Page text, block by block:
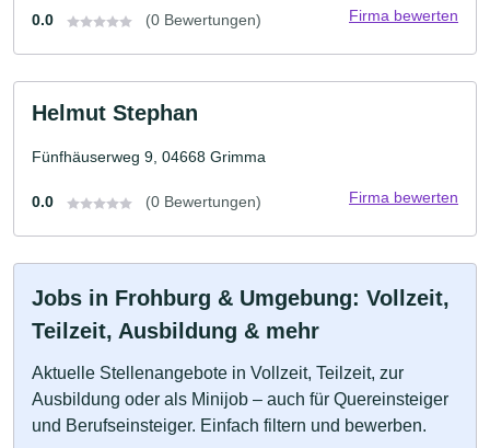
0.0 (0 Bewertungen) Firma bewerten
Helmut Stephan
Fünfhäuserweg 9, 04668 Grimma
0.0 (0 Bewertungen) Firma bewerten
Jobs in Frohburg & Umgebung: Vollzeit,
Teilzeit, Ausbildung & mehr
Aktuelle Stellenangebote in Vollzeit, Teilzeit, zur
Ausbildung oder als Minijob – auch für Quereinsteiger
und Berufseinsteiger. Einfach filtern und bewerben.